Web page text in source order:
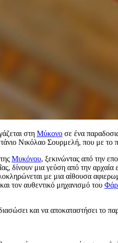
στη Μύκονο σε ένα
Νικόλαο Σουρμελή, που με
Μυκόνου, ξεκινώντας από την
δίνουν μια γεύση από την
με μια αίθουσα
τον αυθεντικό μηχανισμό του
και να αποκαταστήσει το